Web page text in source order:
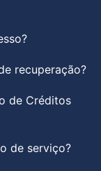
recuperação?
de Créditos
de serviço?